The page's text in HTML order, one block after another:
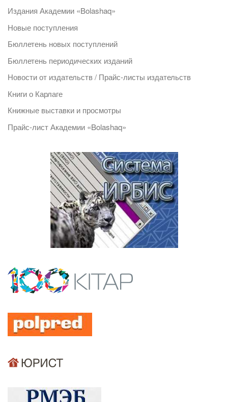
Издания Академии «Bolashaq»
Новые поступления
Бюллетень новых поступлений
Бюллетень периодических изданий
Новости от издательств / Прайс-листы издательств
Книги о Карлаге
Книжные выставки и просмотры
Прайс-лист Академии «Bolashaq»